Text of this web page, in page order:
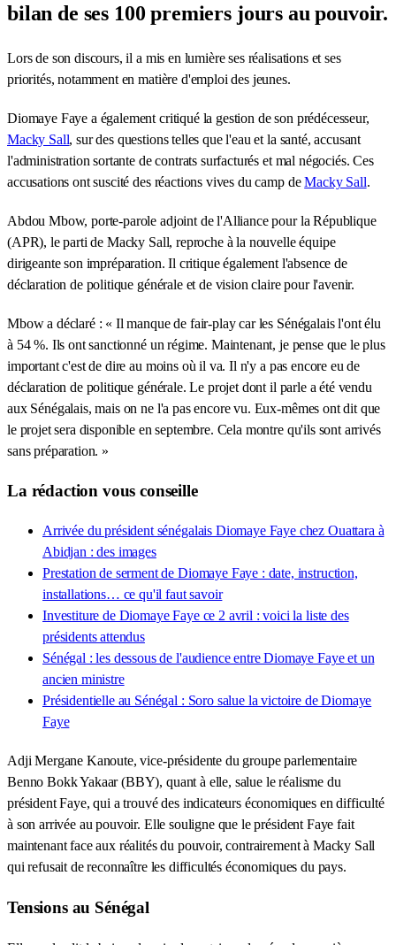
bilan de ses 100 premiers jours au pouvoir.
Lors de son discours, il a mis en lumière ses réalisations et ses
priorités, notamment en matière d'emploi des jeunes.
Diomaye Faye a également critiqué la gestion de son prédécesseur,
Macky Sall, sur des questions telles que l'eau et la santé, accusant
l'administration sortante de contrats surfacturés et mal négociés. Ces
accusations ont suscité des réactions vives du camp deMacky Sall.
Abdou Mbow, porte-parole adjoint de l'Alliance pour la République
(APR), le parti de Macky Sall, reproche à la nouvelle équipe
dirigeante son impréparation. Il critique également l'absence de
déclaration de politique générale et de vision claire pour l'avenir.
Mbow a déclaré : « Il manque de fair-play car les Sénégalais l'ont élu
à 54 %. Ils ont sanctionné un régime. Maintenant, je pense que le plus
important c'est de dire au moins où il va. Il n'y a pas encore eu de
déclaration de politique générale. Le projet dont il parle a été vendu
aux Sénégalais, mais on ne l'a pas encore vu. Eux-mêmes ont dit que
le projet sera disponible en septembre. Cela montre qu'ils sont arrivés
sans préparation. »
La rédaction vous conseille
Arrivée du président sénégalais Diomaye Faye chez Ouattara à
Abidjan : des images
Prestation de serment de Diomaye Faye : date, instruction,
installations… ce qu'il faut savoir
Investiture de Diomaye Faye ce 2 avril : voici la liste des
présidents attendus
Sénégal : les dessous de l'audience entre Diomaye Faye et un
ancien ministre
Présidentielle au Sénégal : Soro salue la victoire de Diomaye
Faye
Adji Mergane Kanoute, vice-présidente du groupe parlementaire
Benno Bokk Yakaar (BBY), quant à elle, salue le réalisme du
président Faye, qui a trouvé des indicateurs économiques en difficulté
à son arrivée au pouvoir. Elle souligne que le président Faye fait
maintenant face aux réalités du pouvoir, contrairement à Macky Sall
qui refusait de reconnaître les difficultés économiques du pays.
Tensions au Sénégal